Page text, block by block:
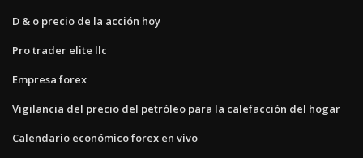
D & o precio de la acción hoy
Pro trader elite llc
Empresa forex
Vigilancia del precio del petróleo para la calefacción del hogar
Calendario económico forex en vivo